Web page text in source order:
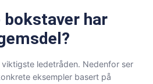
bokstaver har
ledetråden. Nedenfor ser
eksempler basert på